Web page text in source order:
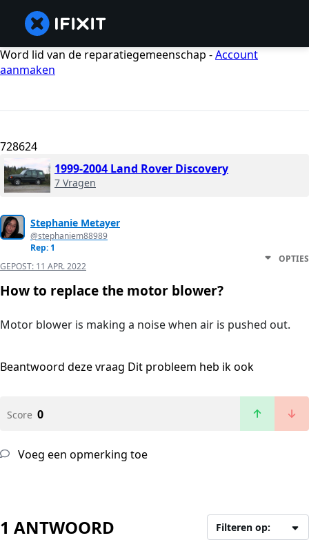
Word lid van de reparatiegemeenschap -Account
aanmaken
728624
1999-2004 Land Rover Discovery
7 Vragen
Stephanie Metayer
@stephaniem88989
Rep: 1
GEPOST: 11 APR. 2022
OPTIES
How to replace the motor blower?
Motor blower is making a noise when air is pushed out.
Beantwoord deze vraag Dit probleem heb ik ook
Score 0
Voeg een opmerking toe
1 ANTWOORD Filteren op: